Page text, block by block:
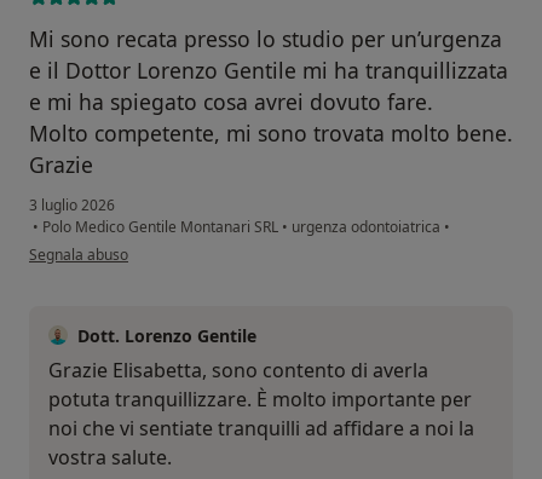
Mi sono recata presso lo studio per un’urgenza
e il Dottor Lorenzo Gentile mi ha tranquillizzata
e mi ha spiegato cosa avrei dovuto fare.
Molto competente, mi sono trovata molto bene.
Grazie
3 luglio 2026
• Polo Medico Gentile Montanari SRL • urgenza odontoiatrica •
secondo l'opinione dell'utente Elisabetta P.
Segnala abuso
Dott. Lorenzo Gentile
Grazie Elisabetta, sono contento di averla
potuta tranquillizzare. È molto importante per
noi che vi sentiate tranquilli ad affidare a noi la
vostra salute.